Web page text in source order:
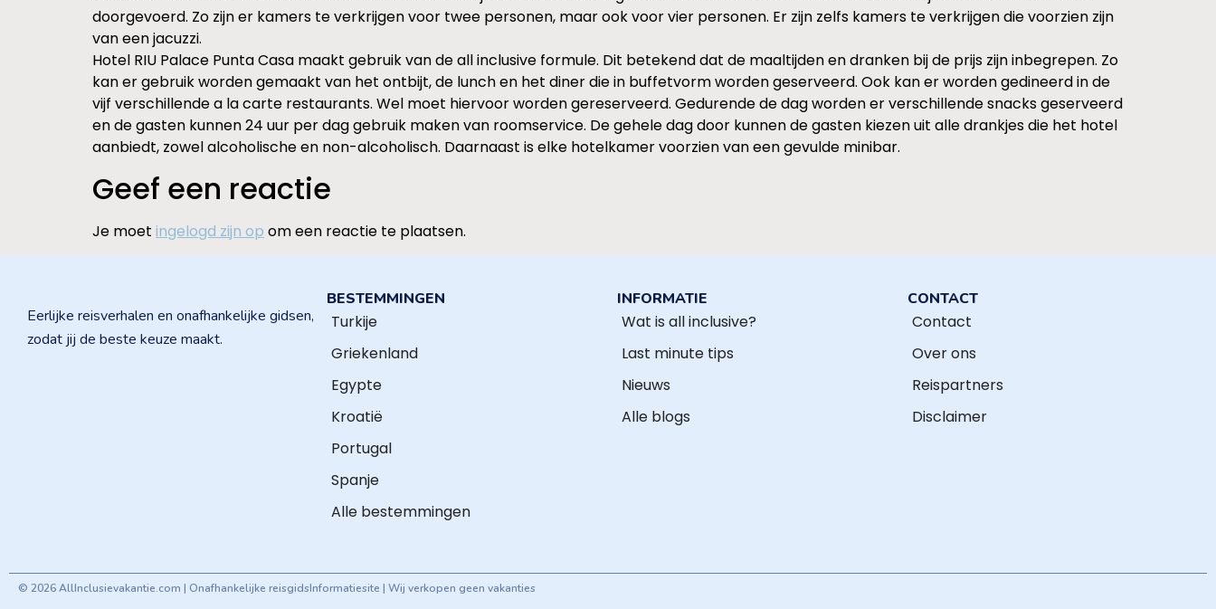
doorgevoerd. Zo zijn er kamers te verkrijgen voor twee personen, maar ook voor vier personen. Er zijn zelfs kamers te verkrijgen die voorzien zijn
van een jacuzzi.
Hotel RIU Palace Punta Casa maakt gebruik van de all inclusive formule. Dit betekend dat de maaltijden en dranken bij de prijs zijn inbegrepen. Zo
kan er gebruik worden gemaakt van het ontbijt, de lunch en het diner die in buffetvorm worden geserveerd. Ook kan er worden gedineerd in de
vijf verschillende a la carte restaurants. Wel moet hiervoor worden gereserveerd. Gedurende de dag worden er verschillende snacks geserveerd
en de gasten kunnen 24 uur per dag gebruik maken van roomservice. De gehele dag door kunnen de gasten kiezen uit alle drankjes die het hotel
aanbiedt, zowel alcoholische en non-alcoholisch. Daarnaast is elke hotelkamer voorzien van een gevulde minibar.
Geef een reactie
Je moet ingelogd zijn op om een reactie te plaatsen.
Eerlijke reisverhalen en onafhankelijke gidsen,
zodat jij de beste keuze maakt.
BESTEMMINGEN
Turkije
Griekenland
Egypte
Kroatië
Portugal
Spanje
Alle bestemmingen
INFORMATIE
Wat is all inclusive?
Last minute tips
Nieuws
Alle blogs
CONTACT
Contact
Over ons
Reispartners
Disclaimer
© 2026 AllInclusievakantie.com | Onafhankelijke reisgidsInformatiesite | Wij verkopen geen vakanties